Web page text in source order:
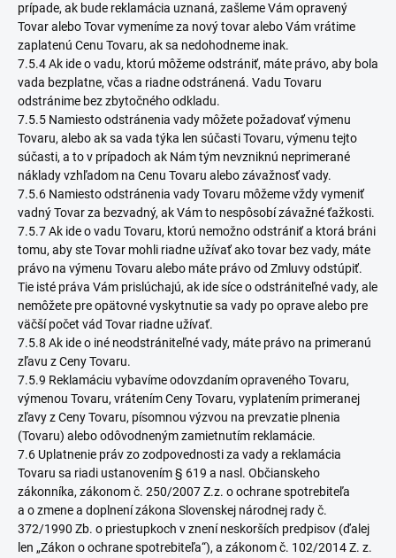
prípade, ak bude reklamácia uznaná, zašleme Vám opravený
Tovar alebo Tovar vymeníme za nový tovar alebo Vám vrátime
zaplatenú Cenu Tovaru, ak sa nedohodneme inak.
7.5.4 Ak ide o vadu, ktorú môžeme odstrániť, máte právo, aby bola
vada bezplatne, včas a riadne odstránená. Vadu Tovaru
odstránime bez zbytočného odkladu.
7.5.5 Namiesto odstránenia vady môžete požadovať výmenu
Tovaru, alebo ak sa vada týka len súčasti Tovaru, výmenu tejto
súčasti, a to v prípadoch ak Nám tým nevzniknú neprimerané
náklady vzhľadom na Cenu Tovaru alebo závažnosť vady.
7.5.6 Namiesto odstránenia vady Tovaru môžeme vždy vymeniť
vadný Tovar za bezvadný, ak Vám to nespôsobí závažné ťažkosti.
7.5.7 Ak ide o vadu Tovaru, ktorú nemožno odstrániť a ktorá bráni
tomu, aby ste Tovar mohli riadne užívať ako tovar bez vady, máte
právo na výmenu Tovaru alebo máte právo od Zmluvy odstúpiť.
Tie isté práva Vám prislúchajú, ak ide síce o odstrániteľné vady, ale
nemôžete pre opätovné vyskytnutie sa vady po oprave alebo pre
väčší počet vád Tovar riadne užívať.
7.5.8 Ak ide o iné neodstrániteľné vady, máte právo na primeranú
zľavu z Ceny Tovaru.
7.5.9 Reklamáciu vybavíme odovzdaním opraveného Tovaru,
výmenou Tovaru, vrátením Ceny Tovaru, vyplatením primeranej
zľavy z Ceny Tovaru, písomnou výzvou na prevzatie plnenia
(Tovaru) alebo odôvodneným zamietnutím reklamácie.
7.6 Uplatnenie práv zo zodpovednosti za vady a reklamácia
Tovaru sa riadi ustanovením § 619 a nasl. Občianskeho
zákonníka, zákonom č. 250/2007 Z.z. o ochrane spotrebiteľa
a o zmene a doplnení zákona Slovenskej národnej rady č.
372/1990 Zb. o priestupkoch v znení neskorších predpisov (ďalej
len „Zákon o ochrane spotrebiteľa“), a zákonom č. 102/2014 Z. z.